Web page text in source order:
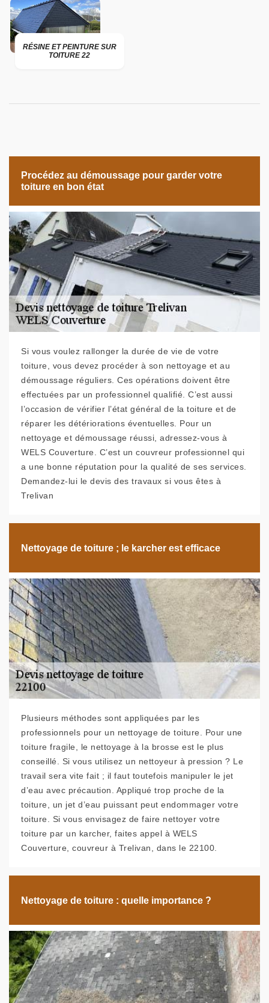
RÉSINE ET PEINTURE SUR
TOITURE 22
Procédez au démoussage pour garder votre
toiture en bon état
Si vous voulez rallonger la durée de vie de votre
toiture, vous devez procéder à son nettoyage et au
démoussage réguliers. Ces opérations doivent être
effectuées par un professionnel qualifié. C’est aussi
l’occasion de vérifier l’état général de la toiture et de
réparer les détériorations éventuelles. Pour un
nettoyage et démoussage réussi, adressez-vous à
WELS Couverture. C’est un couvreur professionnel qui
a une bonne réputation pour la qualité de ses services.
Demandez-lui le devis des travaux si vous êtes à
Trelivan
Nettoyage de toiture ; le karcher est efficace
Plusieurs méthodes sont appliquées par les
professionnels pour un nettoyage de toiture. Pour une
toiture fragile, le nettoyage à la brosse est le plus
conseillé. Si vous utilisez un nettoyeur à pression ? Le
travail sera vite fait ; il faut toutefois manipuler le jet
d’eau avec précaution. Appliqué trop proche de la
toiture, un jet d’eau puissant peut endommager votre
toiture. Si vous envisagez de faire nettoyer votre
toiture par un karcher, faites appel à WELS
Couverture, couvreur à Trelivan, dans le 22100.
Nettoyage de toiture : quelle importance ?